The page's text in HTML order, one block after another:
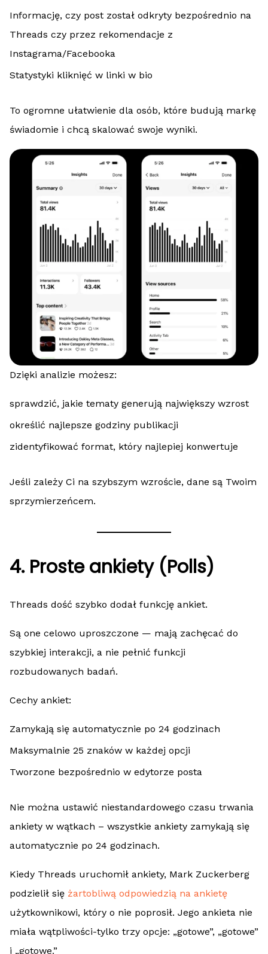
Informację, czy post został odkryty bezpośrednio na
Threads czy przez rekomendacje z
Instagrama/Facebooka
Statystyki kliknięć w linki w bio
To ogromne ułatwienie dla osób, które budują markę
świadomie i chcą skalować swoje wyniki.
Dzięki analizie możesz:
sprawdzić, jakie tematy generują największy wzrost
określić najlepsze godziny publikacji
zidentyfikować format, który najlepiej konwertuje
Jeśli zależy Ci na szybszym wzroście, dane są Twoim
sprzymierzeńcem.
4. Proste ankiety (Polls)
Threads dość szybko dodał funkcję ankiet.
Są one celowo uproszczone — mają zachęcać do
szybkiej interakcji, a nie pełnić funkcji
rozbudowanych badań.
Cechy ankiet:
Zamykają się automatycznie po 24 godzinach
Maksymalnie 25 znaków w każdej opcji
Tworzone bezpośrednio w edytorze posta
Nie można ustawić niestandardowego czasu trwania
ankiety w wątkach – wszystkie ankiety zamykają się
automatycznie po 24 godzinach.
Kiedy Threads uruchomił ankiety, Mark Zuckerberg
podzielił się żartobliwą odpowiedzią na ankietę
użytkownikowi, który o nie poprosił. Jego ankieta nie
miała wątpliwości-tylko trzy opcje: „gotowe”, „gotowe”
i „gotowe.”